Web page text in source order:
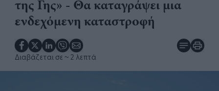
της Γης» - Θα καταγράψει μια
ενδεχόμενη καταστροφή
Διαβάζεται σε ~ 2 λεπτά